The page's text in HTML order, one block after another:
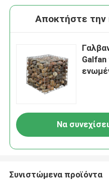
Αποκτήστε την
Να συνεχίσει
Συνιστώμενα προϊόντα